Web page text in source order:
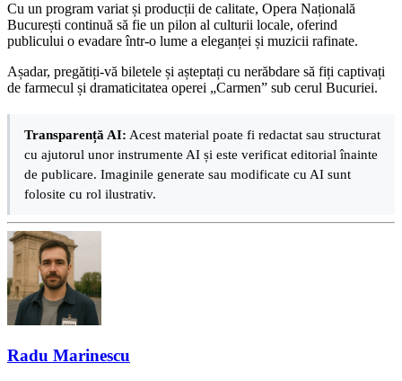
Cu un program variat și producții de calitate, Opera Națională
București continuă să fie un pilon al culturii locale, oferind
publicului o evadare într-o lume a eleganței și muzicii rafinate.
Așadar, pregătiți-vă biletele și așteptați cu nerăbdare să fiți captivați
de farmecul și dramaticitatea operei „Carmen” sub cerul Bucuriei.
Transparență AI: Acest material poate fi redactat sau structurat
cu ajutorul unor instrumente AI și este verificat editorial înainte
de publicare. Imaginile generate sau modificate cu AI sunt
folosite cu rol ilustrativ.
Radu Marinescu